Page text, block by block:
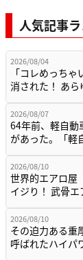
人気記事
2026/08/04
「コレめっち
消された！ あ
2026/08/07
64年前、軽自動
があった。「
2026/08/10
世界的エアロ屋
イジり！ 武骨
2026/08/10
その迫力ある重
呼ばれたハイパ